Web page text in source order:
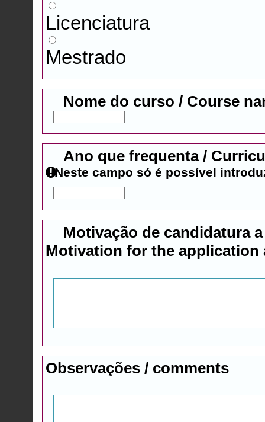
Licenciatura
Mestrado
Nome do curso / Course
Ano que frequenta /
Neste campo só é possível
Motivação de candidatura
Motivation for the application
Observações / comments